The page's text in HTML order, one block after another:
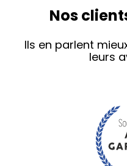
Nos
Ils en parlent
leurs